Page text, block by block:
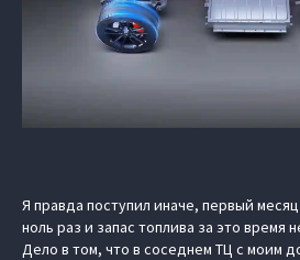
Я правда поступил иначе, первый
ноль раз и запас топлива за это время
Дело в том, что в соседнем ТЦ с моим